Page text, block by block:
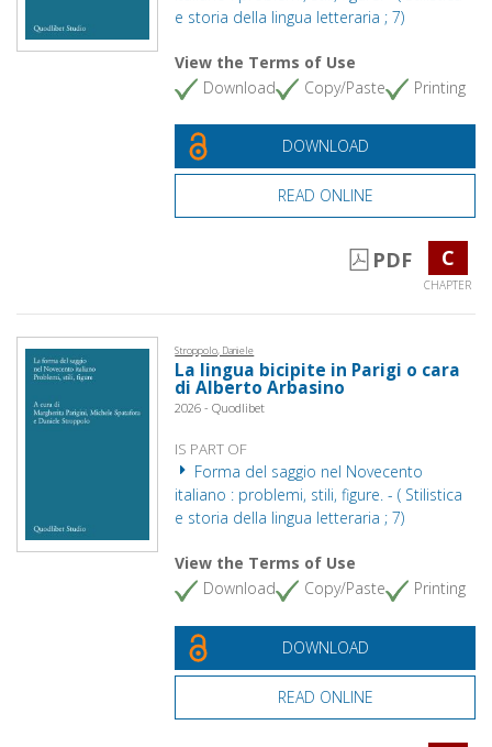
e storia della lingua letteraria ; 7)
View the Terms of Use
Download
Copy/Paste Printing
DOWNLOAD
READ ONLINE
PDF C
CHAPTER
Stroppolo, Daniele
La lingua bicipite in Parigi o cara
di Alberto Arbasino
2026 - Quodlibet
IS PART OF
Forma del saggio nel Novecento
italiano : problemi, stili, figure. - ( Stilistica
e storia della lingua letteraria ; 7)
View the Terms of Use
Download
Copy/Paste Printing
DOWNLOAD
READ ONLINE